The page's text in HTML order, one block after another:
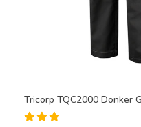
Tricorp TQC2000 Donker